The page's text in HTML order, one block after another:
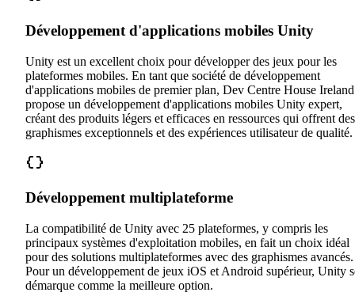
Développement d'applications mobiles Unity
Unity est un excellent choix pour développer des jeux pour les
plateformes mobiles. En tant que société de développement
d'applications mobiles de premier plan, Dev Centre House Ireland
propose un développement d'applications mobiles Unity expert,
créant des produits légers et efficaces en ressources qui offrent des
graphismes exceptionnels et des expériences utilisateur de qualité.
Développement multiplateforme
La compatibilité de Unity avec 25 plateformes, y compris les
principaux systèmes d'exploitation mobiles, en fait un choix idéal
pour des solutions multiplateformes avec des graphismes avancés.
Pour un développement de jeux iOS et Android supérieur, Unity
démarque comme la meilleure option.